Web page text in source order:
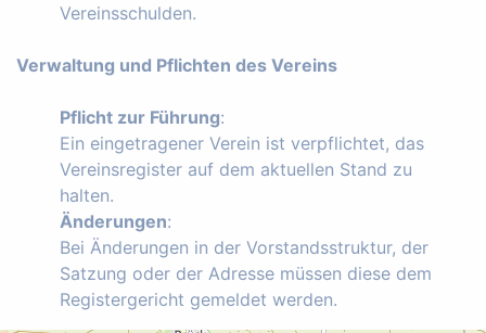
Vereinsschulden.
Verwaltung und Pflichten des Vereins
Pflicht zur Führung:
Ein eingetragener Verein ist verpflichtet, das
Vereinsregister auf dem aktuellen Stand zu
halten.
Änderungen:
Bei Änderungen in der Vorstandsstruktur, der
Satzung oder der Adresse müssen diese dem
Registergericht gemeldet werden.